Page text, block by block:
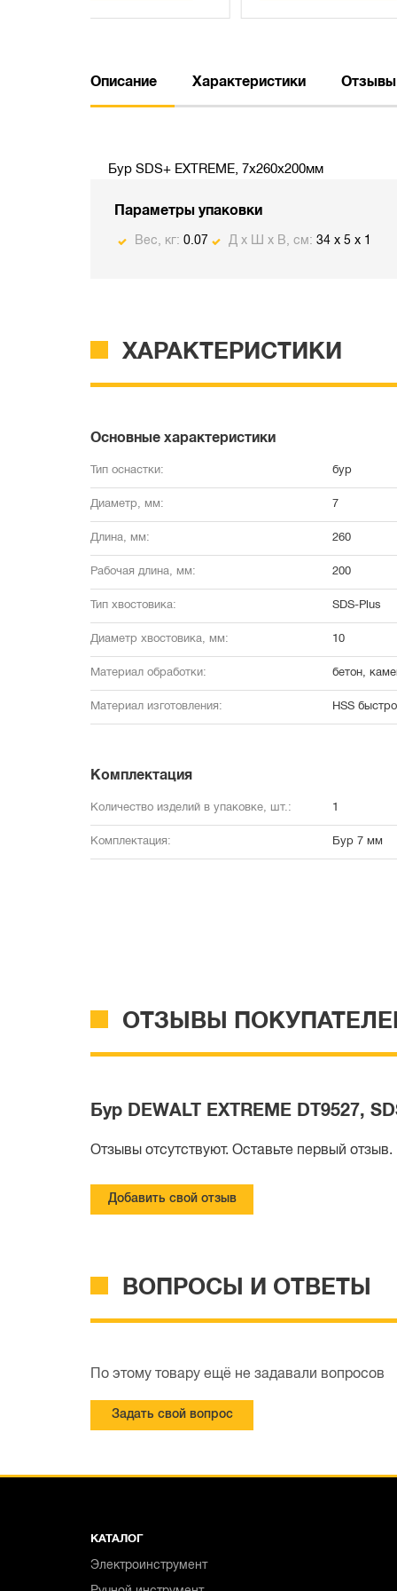
Описание Характеристики Отзывы
Бур SDS+ EXTREME, 7х260х200мм
Параметры упаковки
Вес, кг: 0.07 Д х Ш х В, см: 34 x 5 x 1
ХАРАКТЕРИСТИКИ
Основные характеристики
Тип оснастки: бур
Диаметр, мм: 7
Длина, мм: 260
Рабочая длина, мм: 200
Тип хвостовика: SDS-Plus
Диаметр хвостовика, мм: 10
Материал обработки: бетон,
Материал изготовления: HSS
Комплектация
Количество изделий в упаковке, шт.: 1
Комплектация: Бур 7 мм
ОТЗЫВЫ
Бур DEWALT EXTREME DT9527,
Отзывы отсутствуют. Оставьте первый отзыв.
Добавить свой отзыв
ВОПРОСЫ И ОТВЕТЫ
По этому товару ещё не задавали вопросов
Задать свой вопрос
КАТАЛОГ
Электроинструмент